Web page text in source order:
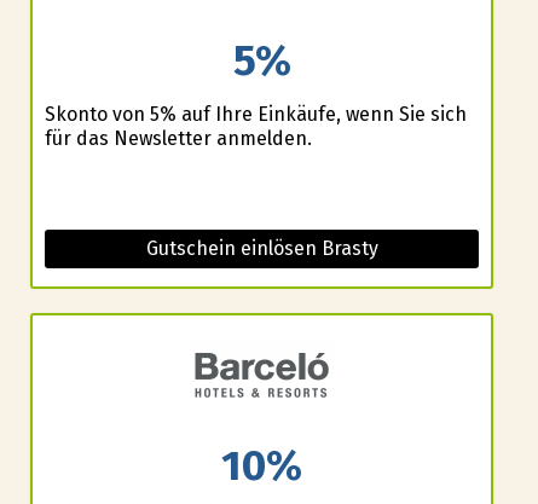
5%
Skonto von 5% auf Ihre Einkäufe, wenn Sie sich
für das Newsletter anmelden.
Gutschein einlösen Brasty
10%